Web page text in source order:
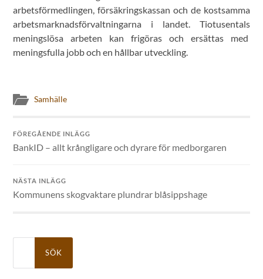
arbetsförmedlingen, försäkringskassan och de kostsamma
arbetsmarknadsförvaltningarna i landet. Tiotusentals
meningslösa arbeten kan frigöras och ersättas med
meningsfulla jobb och en hållbar utveckling.
Samhälle
FÖREGÅENDE INLÄGG
BankID – allt krångligare och dyrare för medborgaren
NÄSTA INLÄGG
Kommunens skogvaktare plundrar blåsippshage